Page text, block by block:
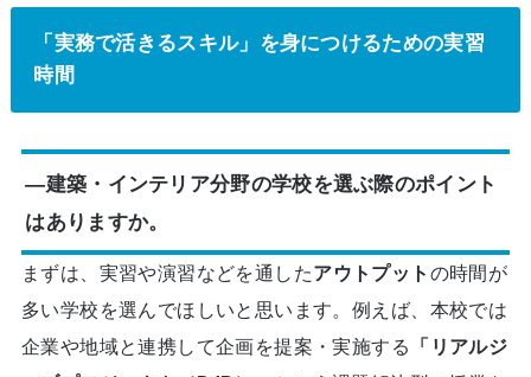
「実務で活きるスキル」を身につけるための実習
時間
―建築・インテリア分野の学校を選ぶ際のポイント
はありますか。
まずは、実習や演習などを通したアウトプット の時間が
多い学校を選んでほしいと思います。例えば、本校では
企業や地域と連携して企画を提案・実施する 「リアルジ